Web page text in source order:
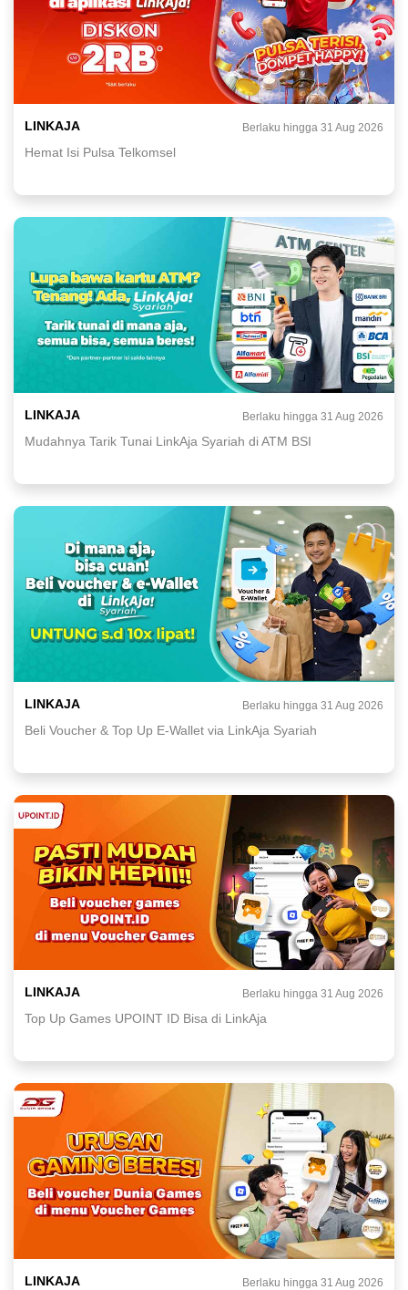
LINKAJA Berlaku hingga 31 Aug 2026
Hemat Isi Pulsa Telkomsel
LINKAJA Berlaku hingga 31 Aug 2026
Mudahnya Tarik Tunai LinkAja Syariah di ATM BSI
LINKAJA Berlaku hingga 31 Aug 2026
Beli Voucher & Top Up E-Wallet via LinkAja Syariah
LINKAJA Berlaku hingga 31 Aug 2026
Top Up Games UPOINT ID Bisa di LinkAja
LINKAJA Berlaku hingga 31 Aug 2026